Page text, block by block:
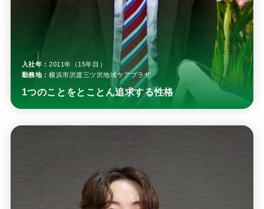
入社年： 2011年（15年目）
勤務地： 横浜市沢渡三ツ沢地域ケアプラザ
1つのことをとことん追求する性格